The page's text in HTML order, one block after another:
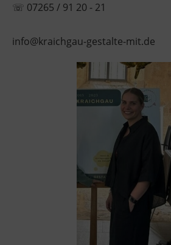
☏ 07265 / 91 20 - 21
info@kraichgau-gestalte-mit.de